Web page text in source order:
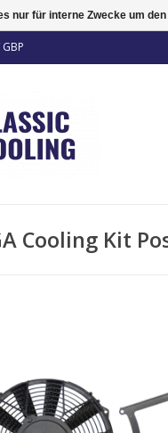
GBP
Cooling Kit
nur für interne Zwecke um